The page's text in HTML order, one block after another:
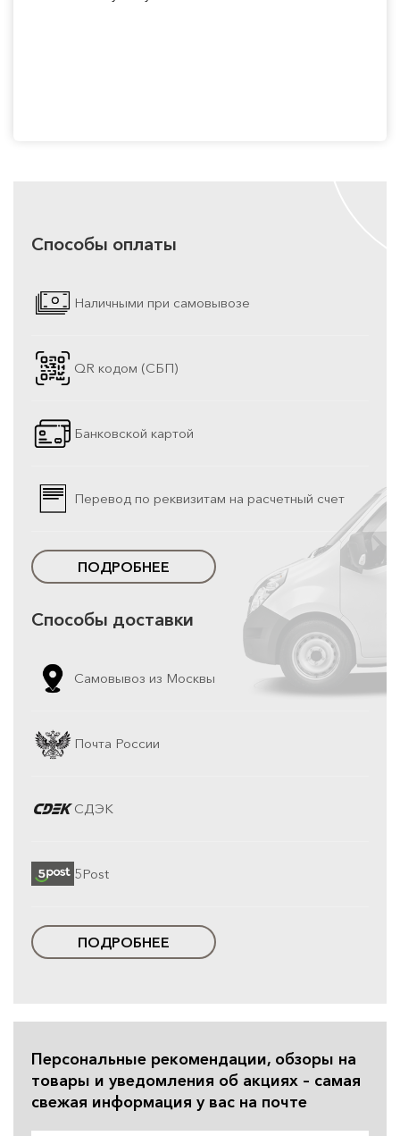
Способы оплаты
Наличными при самовывозе
QR кодом (СБП)
Банковской картой
Перевод по реквизитам на расчетный счет
ПОДРОБНЕЕ
Способы доставки
Самовывоз из Москвы
Почта России
СДЭК
5Post
ПОДРОБНЕЕ
Персональные рекомендации, обзоры на
товары и уведомления об акциях – самая
свежая информация у вас на почте